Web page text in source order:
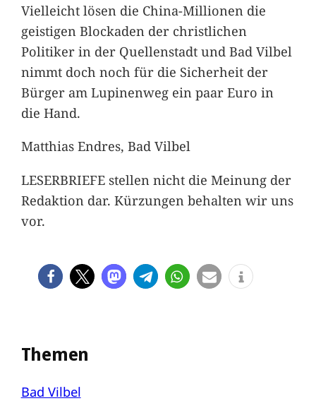
Vielleicht lösen die China-Millionen die
geistigen Blockaden der christlichen
Politiker in der Quellenstadt und Bad Vilbel
nimmt doch noch für die Sicherheit der
Bürger am Lupinenweg ein paar Euro in
die Hand.
Matthias Endres, Bad Vilbel
LESERBRIEFE stellen nicht die Meinung der
Redaktion dar. Kürzungen behalten wir uns
vor.
Themen
Bad Vilbel